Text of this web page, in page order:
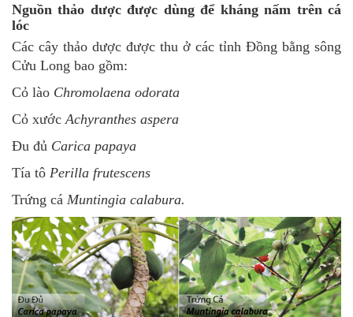
Nguồn thảo dược được dùng để kháng nấm trên cá
lóc
Các cây thảo dược được thu ở các tỉnh Đồng bằng sông
Cửu Long bao gồm:
Cỏ lào Chromolaena odorata
Cỏ xước Achyranthes aspera
Đu đủ Carica papaya
Tía tô Perilla frutescens
Trứng cá Muntingia calabura.